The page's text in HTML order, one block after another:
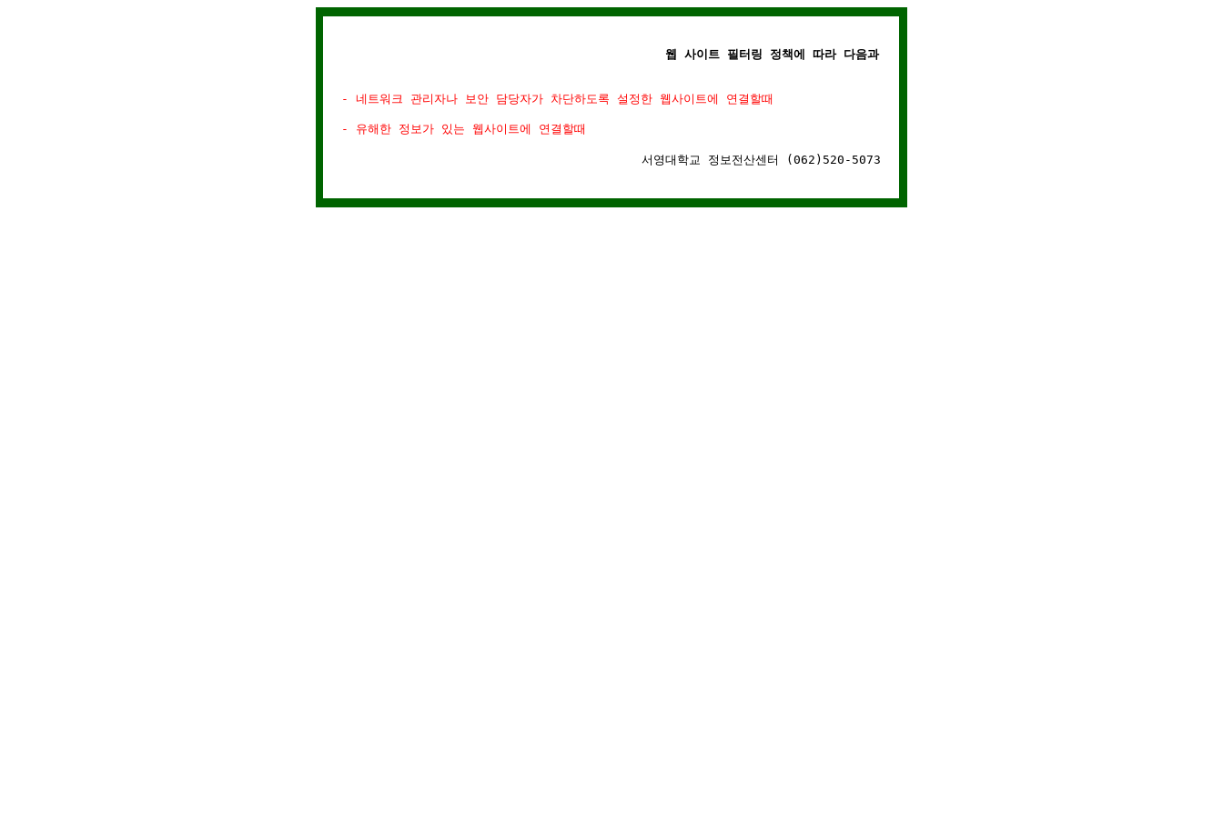
웹 사이트 필터링 정책에 따라 다음과 같은 경우에는 웹사이트 연결이 차단됩니다.
- 네트워크 관리자나 보안 담당자가 차단하도록 설정한 웹사이트에 연결할때
- 유해한 정보가 있는 웹사이트에 연결할때
서영대학교 정보전산센터 (062)520-5073